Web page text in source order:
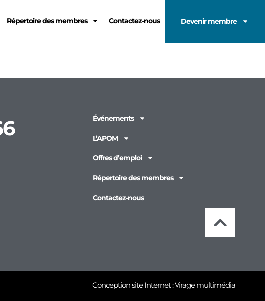
Répertoire des membres Contactez-nous Devenir membre
Événements
L’APOM
Offres d’emploi
Répertoire des membres
Contactez-nous
Conception site Internet : Virage multimédia